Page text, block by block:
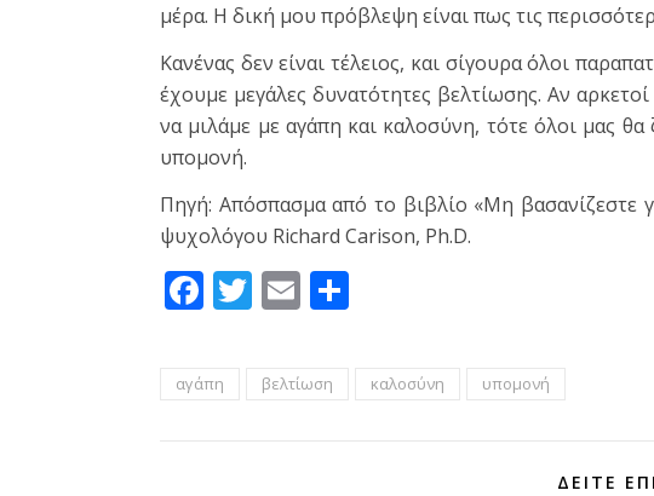
μέρα. Η δική μου πρόβλεψη είναι πως τις
Κανένας δεν είναι τέλειος, και σίγουρα όλοι
έχουμε μεγάλες δυνατότητες βελτίωσης. Αν
να μιλάμε με αγάπη και καλοσύνη, τότε όλοι μας
υπομονή.
Πηγή: Απόσπασμα από το βιβλίο «Μη βασανίζεστε
ψυχολόγου Richard Carison, Ph.D.
Facebook
Twitter
Email
αγάπη βελτίωση καλοσύνη υπομονή
ΔΕΊΤΕ